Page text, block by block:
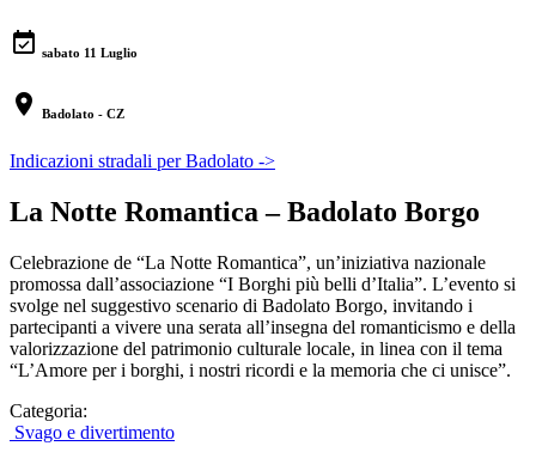
event_available sabato 11 Luglio
location_on Badolato - CZ
Indicazioni stradali per Badolato ->
La Notte Romantica – Badolato Borgo
Celebrazione de “La Notte Romantica”, un’iniziativa nazionale
promossa dall’associazione “I Borghi più belli d’Italia”. L’evento si
svolge nel suggestivo scenario di Badolato Borgo, invitando i
partecipanti a vivere una serata all’insegna del romanticismo e della
valorizzazione del patrimonio culturale locale, in linea con il tema
“L’Amore per i borghi, i nostri ricordi e la memoria che ci unisce”.
Categoria:
Svago e divertimento